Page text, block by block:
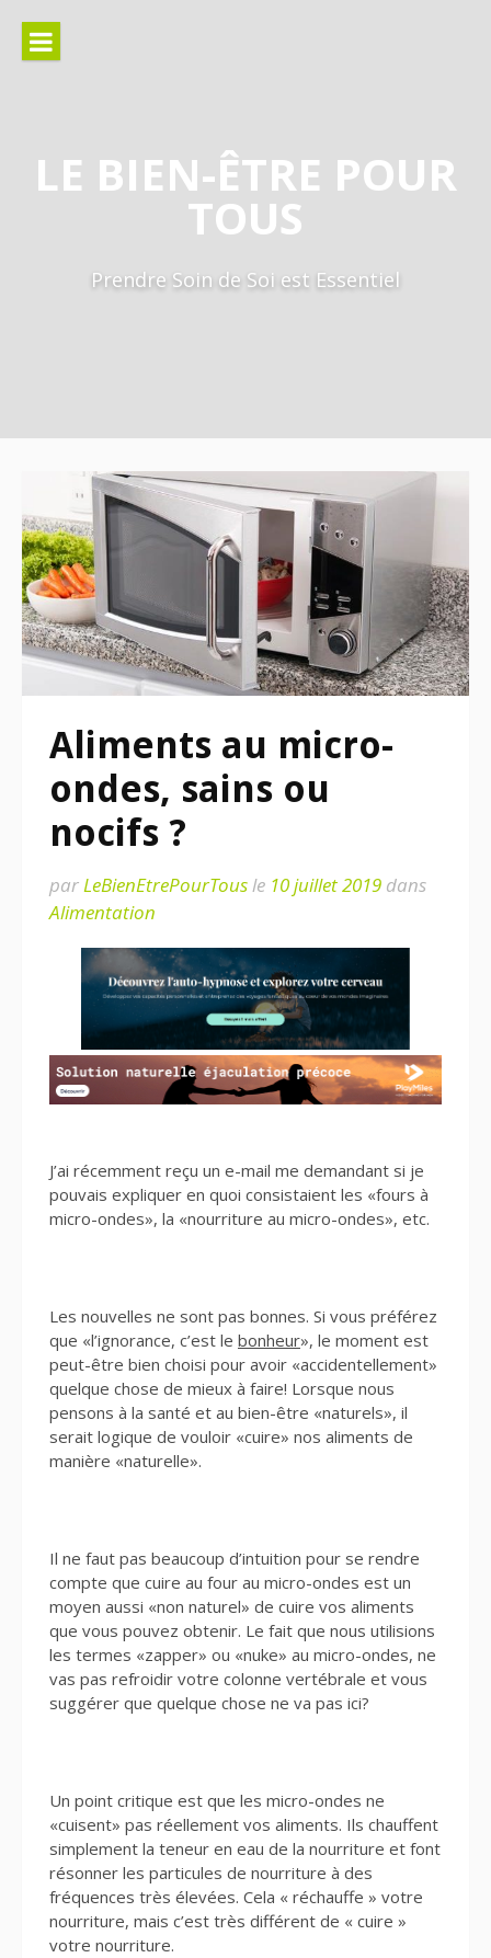
contenu
LE BIEN-ÊTRE POUR
TOUS
Prendre Soin de Soi est Essentiel
Aliments au micro-
ondes, sains ou
nocifs ?
parLeBienEtrePourTousle 10 juillet 2019 dans
Alimentation
J’ai récemment reçu un e-mail me demandant si je
pouvais expliquer en quoi consistaient les «fours à
micro-ondes», la «nourriture au micro-ondes», etc.
Les nouvelles ne sont pas bonnes. Si vous préférez
que «l’ignorance, c’est le bonheur», le moment est
peut-être bien choisi pour avoir «accidentellement»
quelque chose de mieux à faire! Lorsque nous
pensons à la santé et au bien-être «naturels», il
serait logique de vouloir «cuire» nos aliments de
manière «naturelle».
Il ne faut pas beaucoup d’intuition pour se rendre
compte que cuire au four au micro-ondes est un
moyen aussi «non naturel» de cuire vos aliments
que vous pouvez obtenir. Le fait que nous utilisions
les termes «zapper» ou «nuke» au micro-ondes, ne
vas pas refroidir votre colonne vertébrale et vous
suggérer que quelque chose ne va pas ici?
Un point critique est que les micro-ondes ne
«cuisent» pas réellement vos aliments. Ils chauffent
simplement la teneur en eau de la nourriture et font
résonner les particules de nourriture à des
fréquences très élevées. Cela « réchauffe » votre
nourriture, mais c’est très différent de « cuire »
votre nourriture.